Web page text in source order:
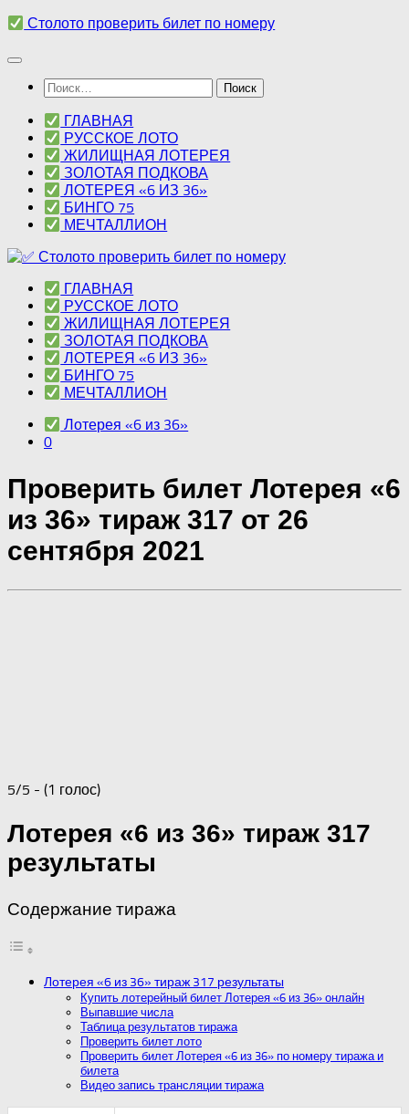
Перейти
содержимому
Столото проверить билет по номеру
Найти:
ГЛАВНАЯ
РУССКОЕ ЛОТО
ЖИЛИЩНАЯ ЛОТЕРЕЯ
ЗОЛОТАЯ ПОДКОВА
ЛОТЕРЕЯ «6 ИЗ 36»
БИНГО 75
МЕЧТАЛЛИОН
ГЛАВНАЯ
РУССКОЕ ЛОТО
ЖИЛИЩНАЯ ЛОТЕРЕЯ
ЗОЛОТАЯ ПОДКОВА
ЛОТЕРЕЯ «6 ИЗ 36»
БИНГО 75
МЕЧТАЛЛИОН
Лотерея «6 из 36»
0
Проверить билет Лотерея «6
из 36» тираж 317 от 26
сентября 2021
5/5 - (1 голос)
Лотерея «6 из 36» тираж 317
результаты
Содержание тиража
Лотерея «6 из 36» тираж 317 результаты
Купить лотерейный билет Лотерея «6 из 36» онлайн
Выпавшие числа
Таблица результатов тиража
Проверить билет лото
Проверить билет Лотерея «6 из 36» по номеру тиража и
билета
Видео запись трансляции тиража